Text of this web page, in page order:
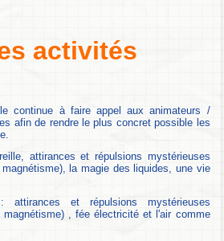
activités
continue à faire appel aux animateurs /
afin de rendre le plus concret possible les
attirances et répulsions mystérieuses
la magie des liquides, une vie
et répulsions mystérieuses
, fée électricité et l'air comme